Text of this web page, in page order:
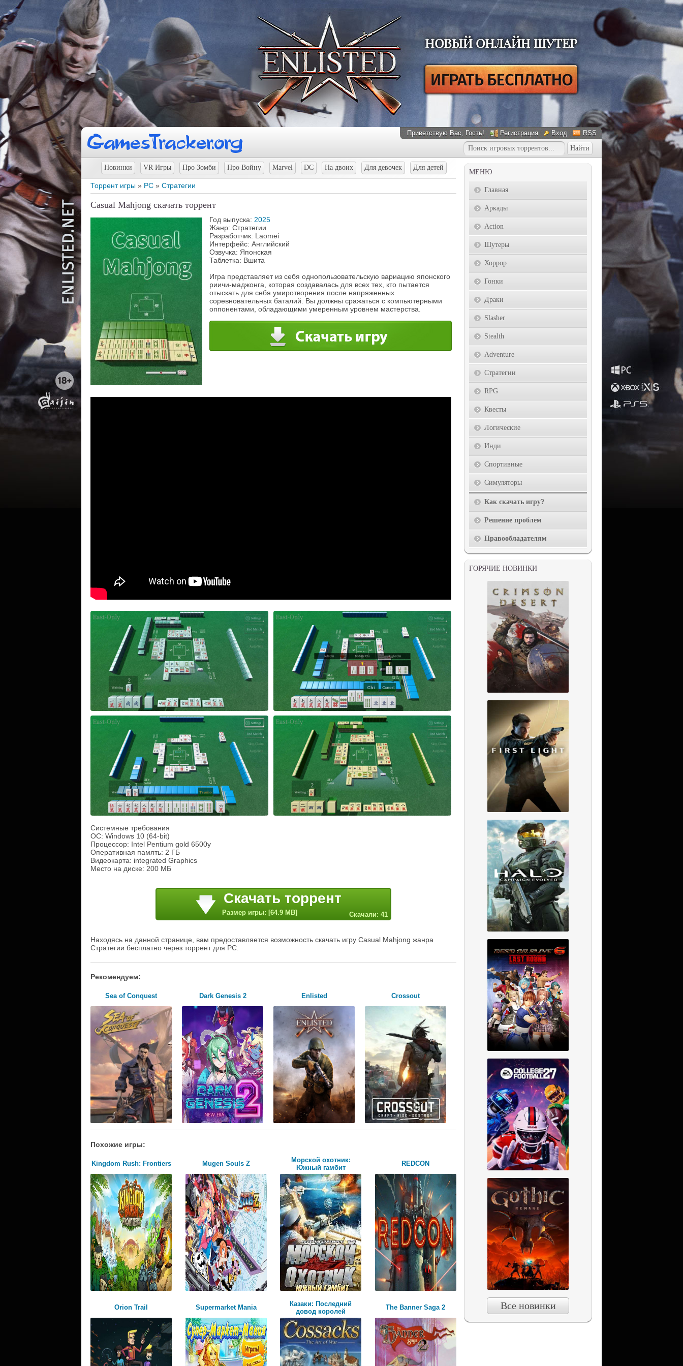
Приветствую Вас, Гость! Регистрация Вход RSS
Новинки VR Игры Про Зомби Про Войну Marvel DC На двоих Для девочек Для детей
Торрент игры » PC » Стратегии
Casual Mahjong скачать торрент
Год выпуска: 2025
Жанр: Стратегии
Разработчик: Laomei
Интерфейс: Английский
Озвучка: Японская
Таблетка: Вшита
Игра представляет из себя однопользовательскую вариацию японского
риичи-маджонга, которая создавалась для всех тех, кто пытается
отыскать для себя умиротворения после напряженных
соревновательных баталий. Вы должны сражаться с компьютерными
оппонентами, обладающими умеренным уровнем мастерства.
Системные требования
ОС: Windows 10 (64-bit)
Процессор: Intel Pentium gold 6500y
Оперативная память: 2 ГБ
Видеокарта: integrated Graphics
Место на диске: 200 МБ
Скачать торрент
Размер игры: [64.9 MB] Скачали: 41
Находясь на данной странице, вам предоставляется возможность скачать игру Casual Mahjong жанра
Стратегии бесплатно через торрент для PC.
Рекомендуем:
Sea of Conquest Dark Genesis 2 Enlisted Crossout
Похожие игры:
Kingdom Rush: Frontiers Mugen Souls Z
Морской охотник:
Южный гамбит
REDCON
Orion Trail Supermarket Mania
Казаки: Последний
довод королей
The Banner Saga 2
МЕНЮ
Главная
Аркады
Action
Шутеры
Хоррор
Гонки
Драки
Slasher
Stealth
Adventure
Стратегии
RPG
Квесты
Логические
Инди
Спортивные
Симуляторы
Как скачать игру?
Решение проблем
Правообладателям
ГОРЯЧИЕ НОВИНКИ
Все новинки